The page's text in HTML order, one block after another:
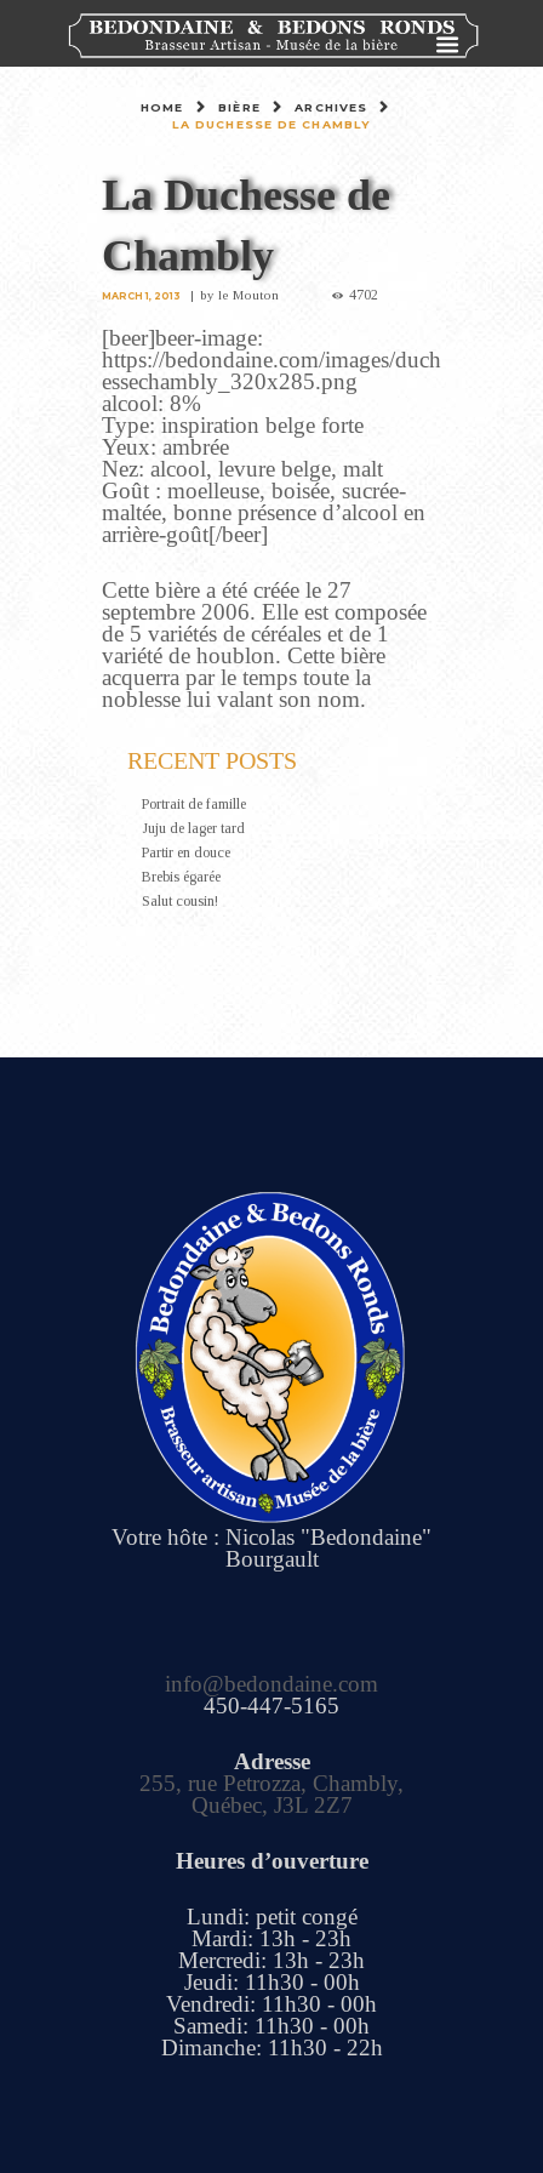
HOME BIÈRE
ARCHIVES
LA DUCHESSE DE CHAMBLY
La Duchesse de
Chambly
MARCH 1, 2013 byle Mouton 4702
[beer]beer-image:
https://bedondaine.com/images/duch
essechambly_320x285.png
alcool: 8%
Type: inspiration belge forte
Yeux: ambrée
Nez: alcool, levure belge, malt
Goût : moelleuse, boisée, sucrée-
maltée, bonne présence d’alcool en
arrière-goût[/beer]
Cette bière a été créée le 27
septembre 2006. Elle est composée
de 5 variétés de céréales et de 1
variété de houblon. Cette bière
acquerra par le temps toute la
noblesse lui valant son nom.
RECENT POSTS
Portrait de famille
Juju de lager tard
Partir en douce
Brebis égarée
Salut cousin!
Votre hôte : Nicolas "Bedondaine"
Bourgault
info@bedondaine.com
450-447-5165
Adresse
255, rue Petrozza, Chambly,
Québec, J3L 2Z7
Heures d’ouverture
Lundi: petit congé
Mardi: 13h - 23h
Mercredi: 13h - 23h
Jeudi: 11h30 - 00h
Vendredi: 11h30 - 00h
Samedi: 11h30 - 00h
Dimanche: 11h30 - 22h